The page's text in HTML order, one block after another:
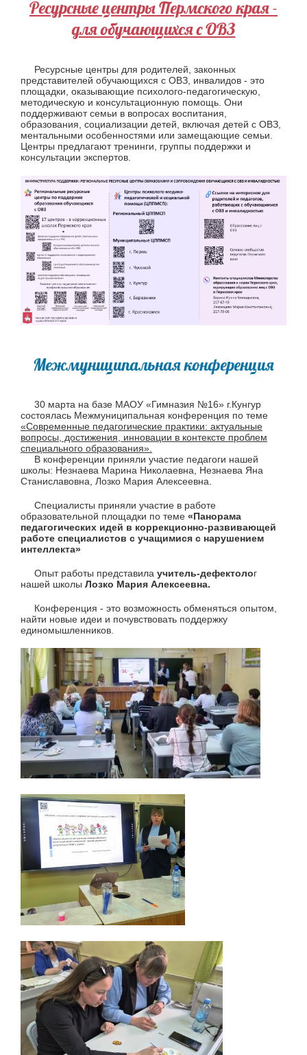
Ресурсные центры Пермского края -
для обучающихся с ОВЗ
Ресурсные центры для родителей, законных
представителей обучающихся с ОВЗ, инвалидов - это
площадки, оказывающие психолого-педагогическую,
методическую и консультационную помощь. Они
поддерживают семьи в вопросах воспитания,
образования, социализации детей, включая детей с ОВЗ,
ментальными особенностями или замещающие семьи.
Центры предлагают тренинги, группы поддержки и
консультации экспертов.
Межмуниципальная конференция
30 марта на базе МАОУ «Гимназия №16» г.Кунгур
состоялась Межмуниципальная конференция по теме
«Современные педагогические практики: актуальные
вопросы, достижения, инновации в контексте проблем
специального образования».
В конференции приняли участие педагоги нашей
школы: Незнаева Марина Николаевна, Незнаева Яна
Станиславовна, Лозко Мария Алексеевна.
Специалисты приняли участие в работе
образовательной площадки по теме «Панорама
педагогических идей в коррекционно-развивающей
работе специалистов с учащимися с нарушением
интеллекта»
Опыт работы представила учитель-дефектолог
нашей школы Лозко Мария Алексеевна.
Конференция - это возможность обменяться опытом,
найти новые идеи и почувствовать поддержку
единомышленников.